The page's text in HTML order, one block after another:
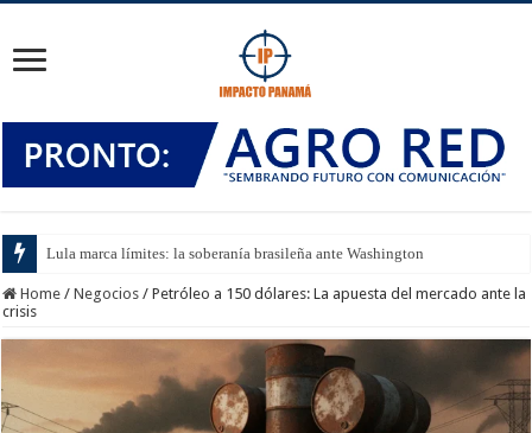
Lula marca límites: la soberanía brasileña ante Washington
Home / Negocios / Petróleo a 150 dólares: La apuesta del mercado ante la
crisis